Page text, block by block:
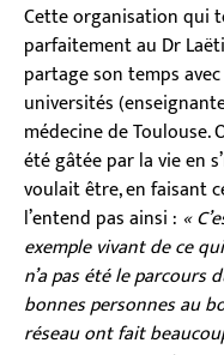
Cette organisation qui
parfaitement au Dr
partage son temps
universités
médecine de Toulouse.
été gâtée par la vie en
voulait être, en faisant
l’entend pas ainsi : «
exemple vivant de ce
n’a pas été le parcours
bonnes personnes au
réseau ont fait